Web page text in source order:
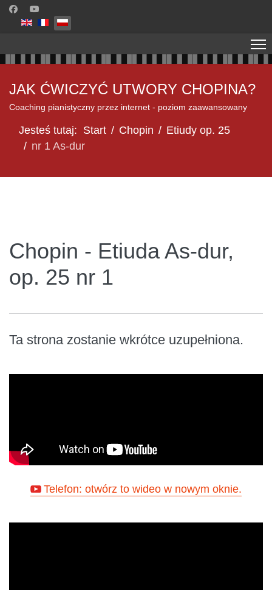
Wybierz swój język
JAK ĆWICZYĆ UTWORY CHOPINA?
Coaching pianistyczny przez internet - poziom zaawansowany
Jesteś tutaj: Start Chopin
Etiudy op. 25
nr 1 As-dur
Chopin - Etiuda As-dur,
op. 25 nr 1
Ta strona zostanie wkrótce uzupełniona.
Telefon: otwórz to wideo w nowym oknie.